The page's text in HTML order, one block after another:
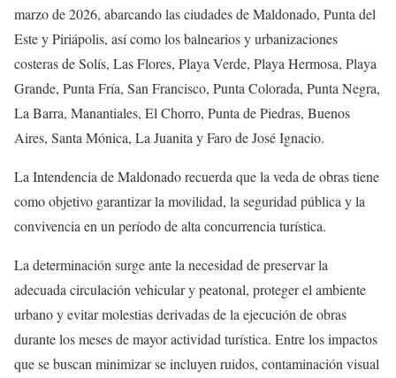
marzo de 2026, abarcando las ciudades de Maldonado, Punta del
Este y Piriápolis, así como los balnearios y urbanizaciones
costeras de Solís, Las Flores, Playa Verde, Playa Hermosa, Playa
Grande, Punta Fría, San Francisco, Punta Colorada, Punta Negra,
La Barra, Manantiales, El Chorro, Punta de Piedras, Buenos
Aires, Santa Mónica, La Juanita y Faro de José Ignacio.
La Intendencia de Maldonado recuerda que la veda de obras tiene
como objetivo garantizar la movilidad, la seguridad pública y la
convivencia en un período de alta concurrencia turística.
La determinación surge ante la necesidad de preservar la
adecuada circulación vehicular y peatonal, proteger el ambiente
urbano y evitar molestias derivadas de la ejecución de obras
durante los meses de mayor actividad turística. Entre los impactos
que se buscan minimizar se incluyen ruidos, contaminación visual